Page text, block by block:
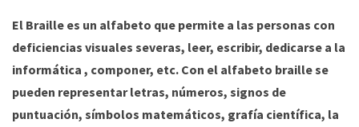
El Braille es un alfabeto que permite a las personas con
deficiencias visuales severas, leer, escribir, dedicarse a la
informática , componer, etc. Con el alfabeto braille se
pueden representar letras, números, signos de
puntuación, símbolos matemáticos, grafía científica, la